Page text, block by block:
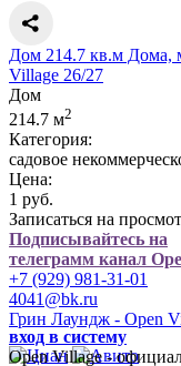
Дом 214.7 кв.м
Village 26/27
Дом
214.7 м2
Категория:
садовое
Цена:
1 руб.
Записаться на
Подписывайтесь на
телеграмм канал
+7 (929) 981-31-01
4041@bk.ru
Грин Лаундж - Open
вход в систему
Open Village -